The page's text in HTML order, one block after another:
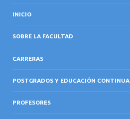
INICIO
SOBRE LA FACULTAD
CARRERAS
POSTGRADOS Y EDUCACIÓN CONTINUA
PROFESORES